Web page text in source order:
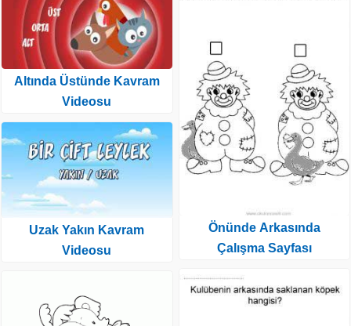
Altında Üstünde Kavram
Videosu
Uzak Yakın Kavram
Videosu
Önünde Arkasında
Çalışma Sayfası